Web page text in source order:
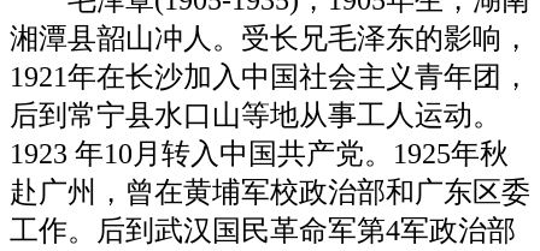
湘潭县韶山冲人。受长兄毛泽东的影响，
1921年在长沙加入中国社会主义青年团，
后到常宁县水口山等地从事工人运动。
1923 年10月转入中国共产党。1925年秋
赴广州，曾在黄埔军校政治部和广东区委
工作。后到武汉国民革命军第4军政治部